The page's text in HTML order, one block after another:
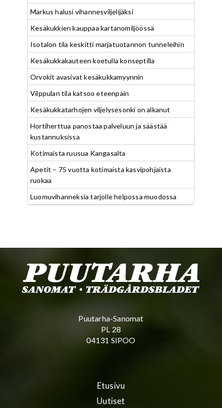
Markus halusi vihannesviljelijäksi
Kesäkukkien kauppaa kartanomiljöössä
Isotalon tila keskitti marjatuotannon tunneleihin
Kesäkukkakauteen koetulla konseptilla
Orvokit avasivat kesäkukkamyynnin
Vilppulan tila katsoo eteenpäin
Kesäkukkatarhojen viljelysesonki on alkanut
Hortiherttua panostaa palveluun ja säästää
kustannuksissa
Kotimaista ruusua Kangasalta
Apetit – 75 vuotta kotimaista kasvipohjaista
ruokaa
Luomuvihanneksia tarjolle helpossa muodossa
Puutarha-Sanomat
PL 28
04131 SIPOO
Etusivu
Uutiset